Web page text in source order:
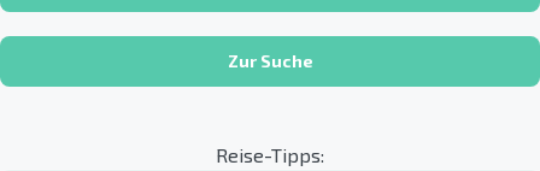
Zur Suche
Reise-Tipps: